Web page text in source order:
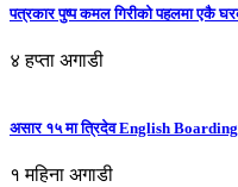
पत्रकार पुष्प कमल गिरीको पहलमा एकै
४ हप्ता अगाडी
असार १५ मा त्रिदेव English Boarding
१ महिना अगाडी